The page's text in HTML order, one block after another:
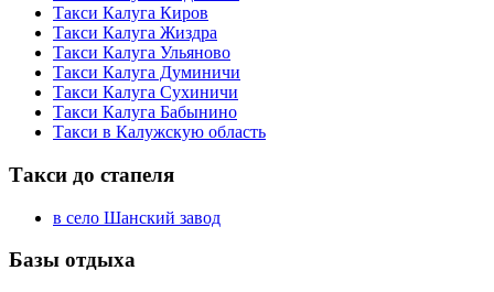
Такси Калуга Киров
Такси Калуга Жиздра
Такси Калуга Ульяново
Такси Калуга Думиничи
Такси Калуга Сухиничи
Такси Калуга Бабынино
Такси в Калужскую область
Такси до стапеля
в село Шанский завод
Базы отдыха